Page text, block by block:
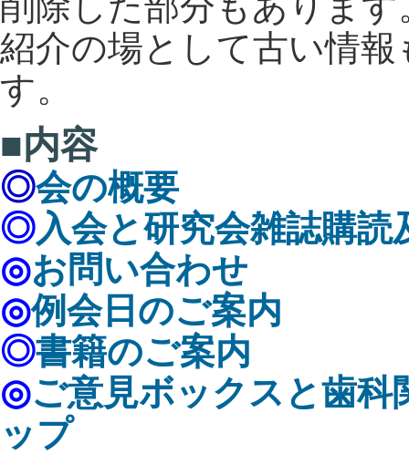
紹介の場として古い情
す。
■内容
◎会の概要
◎入会と研究会雑誌購
◎お問い合わせ
◎例会日のご案内
◎書籍のご案内
◎ご意見ボックスと歯
ップ